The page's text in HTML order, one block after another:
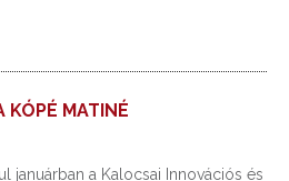
MATINÉ
januárban a Kalocsai Innovációs és